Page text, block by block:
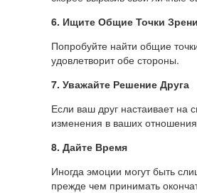
6. Ищите Общие Точки
Попробуйте найти общие
удовлетворит обе стороны.
7. Уважайте Решение Друга
Если ваш друг настаивает на
изменения в ваших
8. Дайте Время
Иногда эмоции могут быть
прежде чем принимать